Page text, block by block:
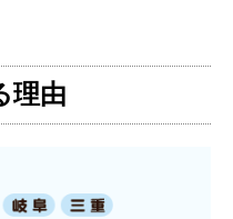
ん
理由